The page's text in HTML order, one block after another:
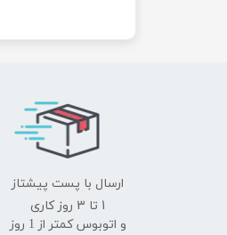
ارسال با پست پیشتاز
​​​​​​​1 تا 3 روز کاری
و اتوبوس کمتر از 1 روز